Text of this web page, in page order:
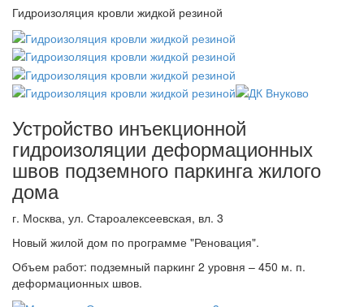
Гидроизоляция кровли жидкой резиной
Устройство инъекционной
гидроизоляции деформационных
швов подземного паркинга жилого
дома
г. Москва, ул. Староалексеевская, вл. 3
Новый жилой дом по программе "Реновация".
Объем работ: подземный паркинг 2 уровня – 450 м. п.
деформационных швов.